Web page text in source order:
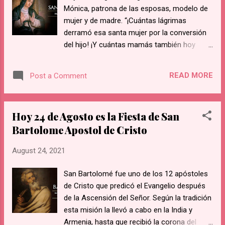
Mónica, patrona de las esposas, modelo de
mujer y de madre. “¡Cuántas lágrimas
derramó esa santa mujer por la conversión
del hijo! ¡Y cuántas mamás también hoy
esperanza en la gracia de Dios!”, dijo el Papa
Francisco durante la homilía de la misa de
San Agustín, el 28 de agosto de 2013. El
Santo Padre aludía así a la manera particular
joven, por un arreglo de sus padres, se casó
con Patricio, un hombre violento y mujeriego.
Alguna vez le preguntaron por qué su marido
nunca la golpeaba teniendo tan mal genio.
Post a Comment READ MORE
Hoy 24 de Agosto es la Fiesta de San
Bartolome Apostol de Cristo
August 24, 2021
San Bartolomé fue uno de los 12 apóstoles
de Cristo que predicó el Evangelio después
de la Ascensión del Señor. Según la tradición
esta misión la llevó a cabo en la India y
Armenia, hasta que recibió la corona del